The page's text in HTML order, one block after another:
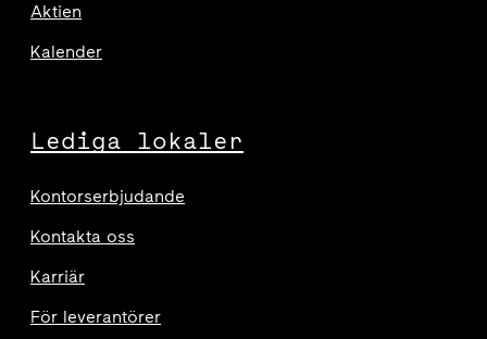
Aktien
Kalender
Lediga lokaler
Kontorserbjudande
Kontakta oss
Karriär
För leverantörer